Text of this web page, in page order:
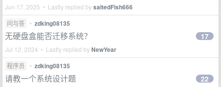
Jun 17, 2025 • Lastly replied bysaltedFish666
问与答 • zdking08135
无硬盘盒能否迁移系统？
Jul 12, 2024 • Lastly replied byNewYear
17
程序员 • zdking08135
请教一个系统设计题 22